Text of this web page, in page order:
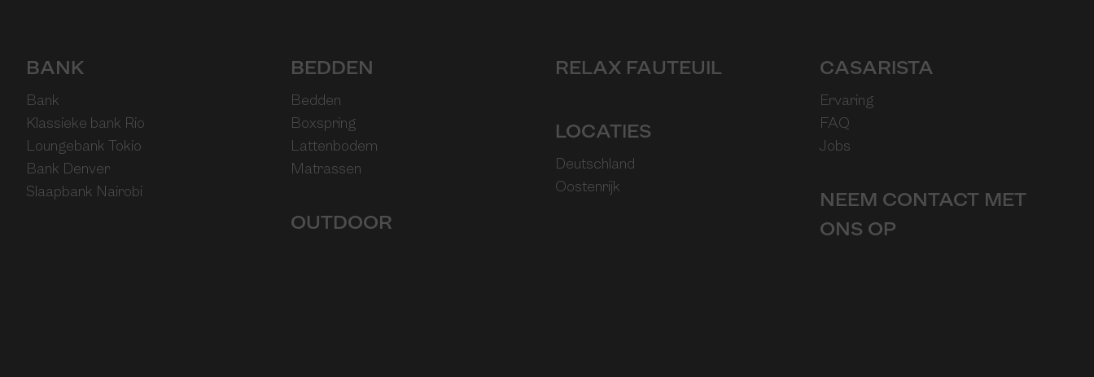
BANK
Bank
Klassieke bank Rio
Loungebank Tokio
Bank Denver
Slaapbank Nairobi
BEDDEN
Bedden
Boxspring
Lattenbodem
Matrassen
OUTDOOR
RELAX FAUTEUIL
LOCATIES
Deutschland
Oostenrijk
CASARISTA
Ervaring
FAQ
Jobs
NEEM CONTACT MET
ONS OP